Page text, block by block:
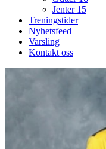
Jenter 15
Treningstider
Nyhetsfeed
Varsling
Kontakt oss